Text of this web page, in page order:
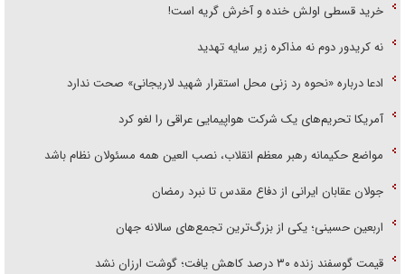
خرید قسطی اولش خنده و آخرش گریه است!
نه کریدور دوم نه مذاکره زیر سایه تهدید
ادعا درباره «نحوه رد زنی محل استقرار شهید لاریجانی» صحت ندارد
آمریکا تحریم‌های یک شرکت هواپیمایی عراقی را لغو کرد
مواضع حکیمانه رهبر معظم انقلاب، نصب العین همه مسئولان نظام باشد
جولان عقابان ایرانی از دفاع مقدس تا نبرد رمضان
اربعین حسینی؛ یکی از بزرگ‌ترین تجمع‌های سالانه جهان
قیمت گوسفند زنده ۳۰ درصد کاهش یافت؛ گوشت ارزان نشد